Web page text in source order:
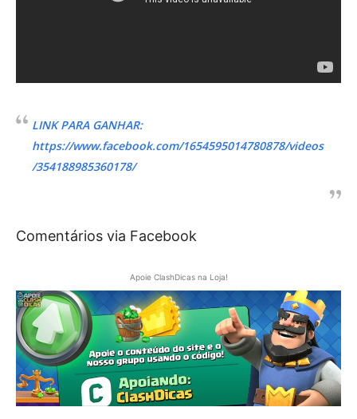
LINK PARA GANHAR:
https://www.facebook.com/1654595014780878/videos
/354188985360178/
Comentários via Facebook
Apoie ClashDicas na Loja!